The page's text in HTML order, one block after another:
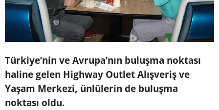
Türkiye’nin ve Avrupa’nın buluşma noktası
haline gelen Highway Outlet Alışveriş ve
Yaşam Merkezi, ünlülerin de buluşma
noktası oldu.